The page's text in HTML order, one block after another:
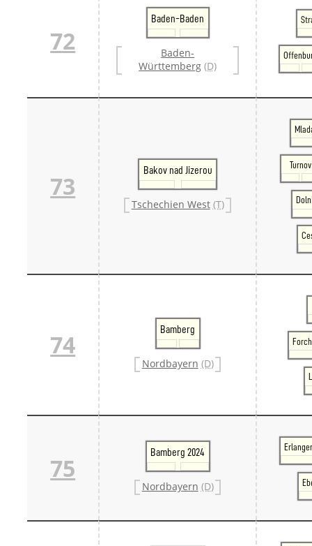
72
Baden-Baden
Baden-
Württemberg (D)
73
Bakov nad Jizerou
Tschechien West (T)
Turnov
74
Bamberg
Nordbayern (D)
75
Bamberg 2024
Nordbayern (D)